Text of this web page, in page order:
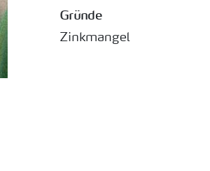
Gründe
Zinkmangel